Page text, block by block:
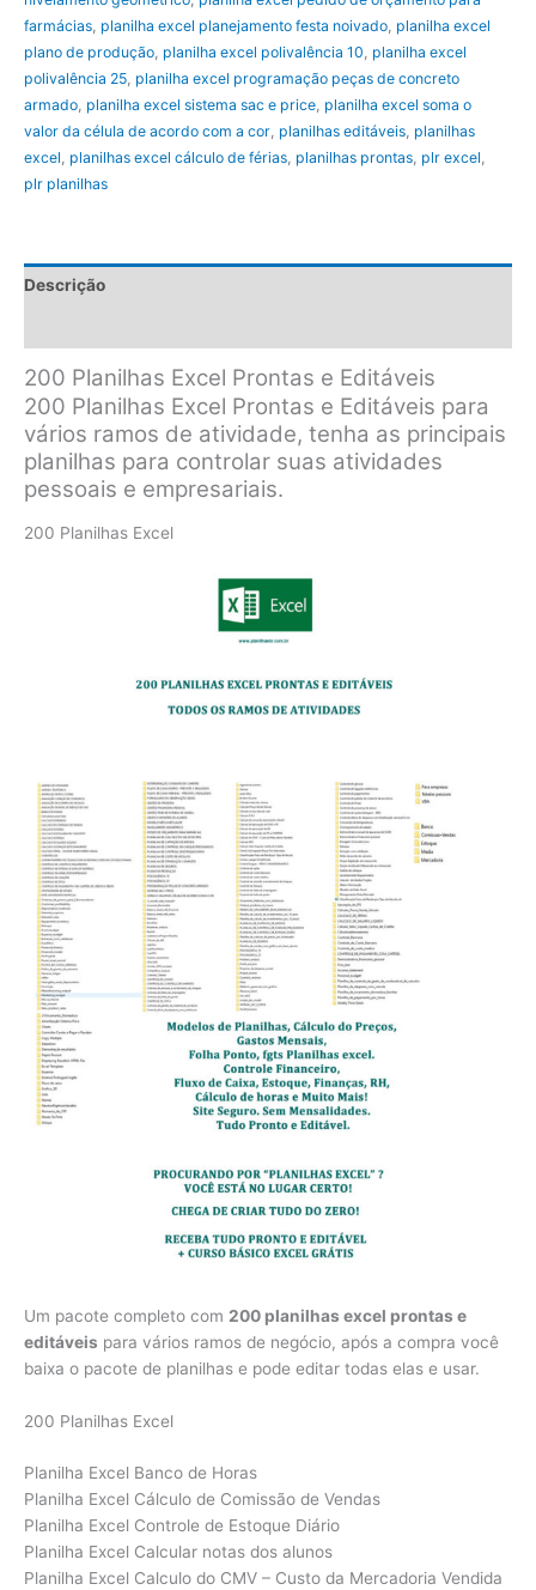
farmácias, planilha excel planejamento festa noivado, planilha excel
plano de produção, planilha excel polivalência 10, planilha excel
polivalência 25, planilha excel programação peças de concreto
armado, planilha excel sistema sac e price, planilha excel soma o
valor da célula de acordo com a cor, planilhas editáveis, planilhas
excel, planilhas excel cálculo de férias, planilhas prontas, plr excel,
plr planilhas
Descrição
200 Planilhas Excel Prontas e Editáveis
200 Planilhas Excel Prontas e Editáveis para
vários ramos de atividade, tenha as principais
planilhas para controlar suas atividades
pessoais e empresariais.
200 Planilhas Excel
Um pacote completo com 200 planilhas excel prontas e
editáveis para vários ramos de negócio, após a compra você
baixa o pacote de planilhas e pode editar todas elas e usar.
200 Planilhas Excel
Planilha Excel Banco de Horas
Planilha Excel Cálculo de Comissão de Vendas
Planilha Excel Controle de Estoque Diário
Planilha Excel Calcular notas dos alunos
Planilha Excel Calculo do CMV – Custo da Mercadoria Vendida